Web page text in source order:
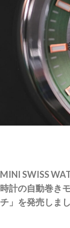
MINI SWISS
時計の自動巻き
チ」を発売しまし